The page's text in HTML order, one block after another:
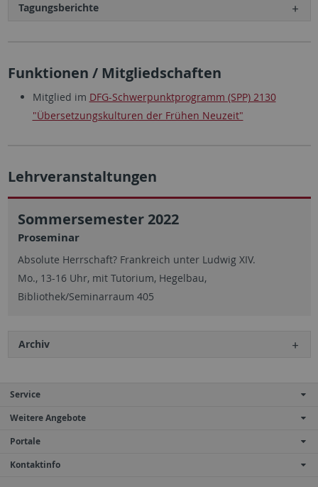
Tagungsberichte
Funktionen / Mitgliedschaften
Mitglied im DFG-Schwerpunktprogramm (SPP) 2130
"Übersetzungskulturen der Frühen Neuzeit"
Lehrveranstaltungen
Sommersemester 2022
Proseminar
Absolute Herrschaft? Frankreich unter Ludwig XIV.
Mo., 13-16 Uhr, mit Tutorium, Hegelbau,
Bibliothek/Seminarraum 405
Archiv
Service
Weitere Angebote
Portale
Kontaktinfo